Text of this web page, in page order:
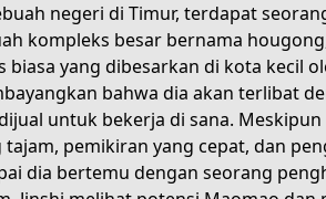
4170-941d-29f652c3c19d
apothecary-diaries-maomaos-
negeri di Timur, terdapat
kompleks besar bernama
biasa yang dibesarkan di kota kecil
bahwa dia akan terlibat
untuk bekerja di sana.
tajam, pemikiran yang cepat, dan
dia bertemu dengan seorang